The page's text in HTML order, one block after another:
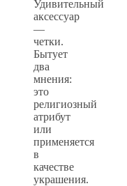
Удивительный
аксессуар
—
четки.
Бытует
два
мнения:
это
религиозный
атрибут
или
применяется
в
качестве
украшения.